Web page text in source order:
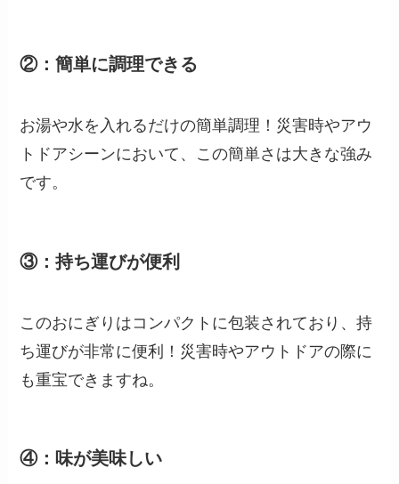
②：簡単に調理できる
お湯や水を入れるだけの簡単調理！災害時やアウ
トドアシーンにおいて、この簡単さは大きな強み
です。
③：持ち運びが便利
このおにぎりはコンパクトに包装されており、持
ち運びが非常に便利！災害時やアウトドアの際に
も重宝できますね。
④：味が美味しい